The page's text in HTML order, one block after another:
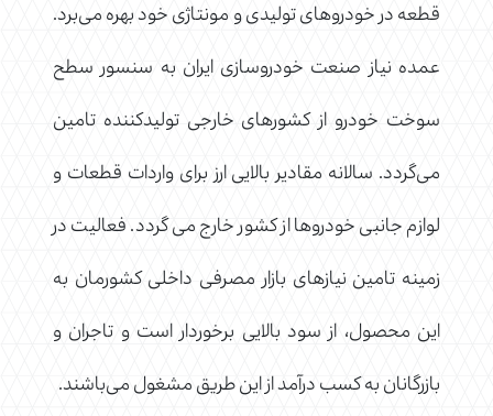
قطعه در خودروهای تولیدی و مونتاژی خود بهره می‌برد.
عمده نیاز صنعت خودروسازی ایران به سنسور سطح
سوخت خودرو از کشورهای خارجی تولیدکننده تامین
می‌گردد. سالانه مقادیر بالایی ارز برای واردات قطعات و
لوازم جانبی خودروها از کشور خارج می گردد. فعالیت در
زمینه تامین نیازهای بازار مصرفی داخلی کشورمان به
این محصول، از سود بالایی برخوردار است و تاجران و
بازرگانان به کسب درآمد از این طریق مشغول می‌باشند.